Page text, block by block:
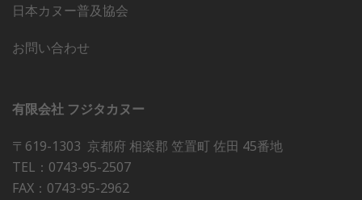
日本カヌー普及協会
お問い合わせ
有限会社 フジタカヌー
〒619-1303 京都府 相楽郡 笠置町 佐田 45番地
TEL：0743-95-2507
FAX：0743-95-2962